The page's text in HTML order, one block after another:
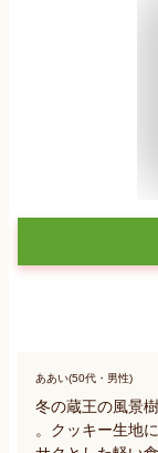
ああい(50代・男性)
冬の蔵王の風景
。クッキー生地